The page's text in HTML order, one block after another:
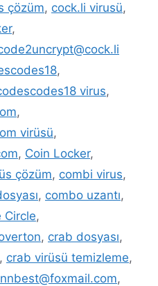
çözüm, cock.li virusü,
,
,
virus,
,
virüsü,
, Coin Locker,
çözüm, combi virus,
, combo uzantı,
Circle,
, crab dosyası,
, crab virüsü temizleme,
,